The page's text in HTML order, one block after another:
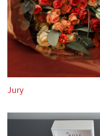
7. Le Jury possède le droit:
a) de ne pas attribuer
b) de partager les prix
c) d’attribuer le diplôme
International Triomphe
8. Les décisions du jury
jour du concert final de
Jury